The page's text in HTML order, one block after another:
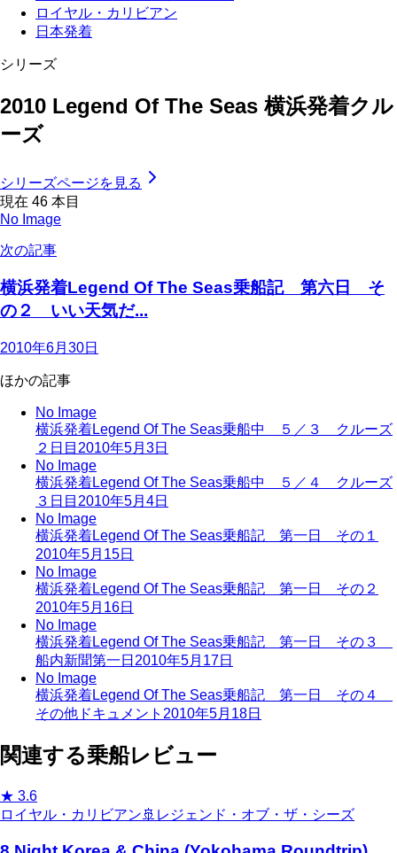
ロイヤル・カリビアン
日本発着
シリーズ
2010 Legend Of The Seas 横浜発着クル
ーズ
シリーズページを見る
現在 46 本目
No Image
次の記事
横浜発着Legend Of The Seas乗船記 第六日 そ
の２ いい天気だ...
2010年6月30日
ほかの記事
No Image
横浜発着Legend Of The Seas乗船中 ５／３ クルーズ
２日目 2010年5月3日
No Image
横浜発着Legend Of The Seas乗船中 ５／４ クルーズ
３日目 2010年5月4日
No Image
横浜発着Legend Of The Seas乗船記 第一日 その１
2010年5月15日
No Image
横浜発着Legend Of The Seas乗船記 第一日 その２
2010年5月16日
No Image
横浜発着Legend Of The Seas乗船記 第一日 その３
船内新聞第一日 2010年5月17日
No Image
横浜発着Legend Of The Seas乗船記 第一日 その４
その他ドキュメント 2010年5月18日
関連する乗船レビュー
★ 3.6
ロイヤル・カリビアン 🚢 レジェンド・オブ・ザ・シーズ